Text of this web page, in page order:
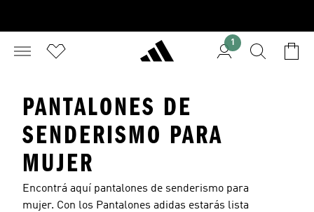
1
PANTALONES DE
SENDERISMO PARA
MUJER
Encontrá aquí pantalones de senderismo para
mujer. Con los Pantalones adidas estarás lista